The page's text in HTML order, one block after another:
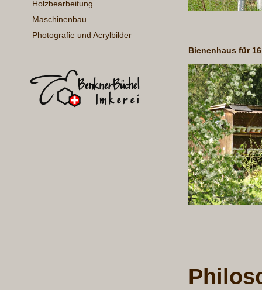
Holzbearbeitung
Maschinenbau
Photografie und Acrylbilder
Bienenhaus für